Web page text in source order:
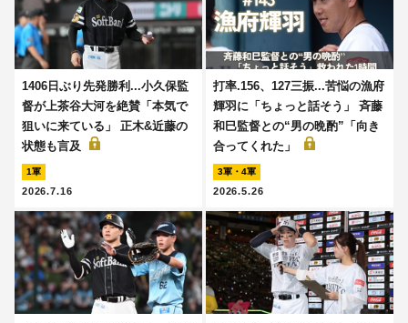
1406日ぶり先発勝利...小久保監
督が上茶谷大河を絶賛「本気で
狙いに来ている」 正木&近藤の
状態も言及
1軍
2026.7.16
打率.156、127三振...苦悩の漁府
輝羽に「ちょっと話そう」 斉藤
和巳監督との“男の晩酌”「向き
合ってくれた」
3軍・4軍
2026.5.26